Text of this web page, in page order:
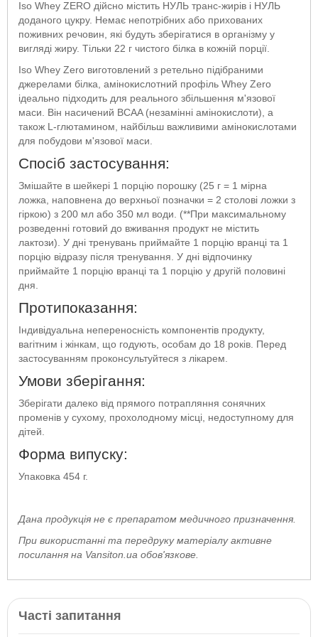
Iso Whey ZERO дійсно містить НУЛЬ транс-жирів і НУЛЬ
доданого цукру. Немає непотрібних або прихованих
поживних речовин, які будуть зберігатися в організму у
вигляді жиру. Тільки 22 г чистого білка в кожній порції.
Iso Whey Zero виготовлений з ретельно підібраними
джерелами білка, амінокислотний профіль Whey Zero
ідеально підходить для реального збільшення м'язової
маси. Він насичений BCAA (незамінні амінокислоти), а
також L-глютамином, найбільш важливими амінокислотами
для побудови м'язової маси.
Спосіб застосування:
Змішайте в шейкері 1 порцію порошку (25 г = 1 мірна
ложка, наповнена до верхньої позначки = 2 столові ложки з
гіркою) з 200 мл або 350 мл води. (**При максимальному
розведенні готовий до вживання продукт не містить
лактози). У дні тренувань приймайте 1 порцію вранці та 1
порцію відразу після тренування. У дні відпочинку
приймайте 1 порцію вранці та 1 порцію у другій половині
дня.
Протипоказання:
Індивідуальна непереносність компонентів продукту,
вагітним і жінкам, що годують, особам до 18 років. Перед
застосуванням проконсультуйтеся з лікарем.
Умови зберігання:
Зберігати далеко від прямого потрапляння сонячних
променів у сухому, прохолодному місці, недоступному для
дітей.
Форма випуску:
Упаковка 454 г.
Дана продукція не є препаратом медичного призначення.
При використанні та передруку матеріалу активне
посилання на Vansiton.ua обов'язкове.
Часті запитання